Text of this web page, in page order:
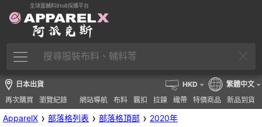
全球面輔料BtoB採購平台
日本出貨
再次購買
瀏覽紀錄 網站導航 布料 羈扣 拉鍊 織帶 特價商品 新品到貨
HKD 繁體中文
ApparelX › 部落格列表 › 部落格頂部 › 2020年